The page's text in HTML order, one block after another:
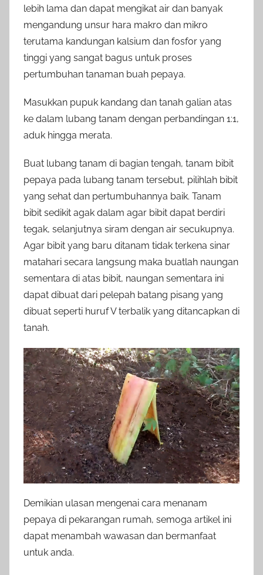
lebih lama dan dapat mengikat air dan banyak
mengandung unsur hara makro dan mikro
terutama kandungan kalsium dan fosfor yang
tinggi yang sangat bagus untuk proses
pertumbuhan tanaman buah pepaya.
Masukkan pupuk kandang dan tanah galian atas
ke dalam lubang tanam dengan perbandingan 1:1,
aduk hingga merata.
Buat lubang tanam di bagian tengah, tanam bibit
pepaya pada lubang tanam tersebut, pilihlah bibit
yang sehat dan pertumbuhannya baik. Tanam
bibit sedikit agak dalam agar bibit dapat berdiri
tegak, selanjutnya siram dengan air secukupnya.
Agar bibit yang baru ditanam tidak terkena sinar
matahari secara langsung maka buatlah naungan
sementara di atas bibit, naungan sementara ini
dapat dibuat dari pelepah batang pisang yang
dibuat seperti huruf V terbalik yang ditancapkan di
tanah.
Demikian ulasan mengenai cara menanam
pepaya di pekarangan rumah, semoga artikel ini
dapat menambah wawasan dan bermanfaat
untuk anda.